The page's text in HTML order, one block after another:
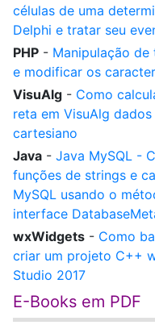
células de uma
Delphi e tratar seu
PHP - Manipulação
e modificar os
VisuAlg - Como
reta em VisuAlg
cartesiano
Java - Java MySQL -
funções de strings e
MySQL usando o
interface
wxWidgets - Como
criar um projeto C++
Studio 2017
E-Books em PDF